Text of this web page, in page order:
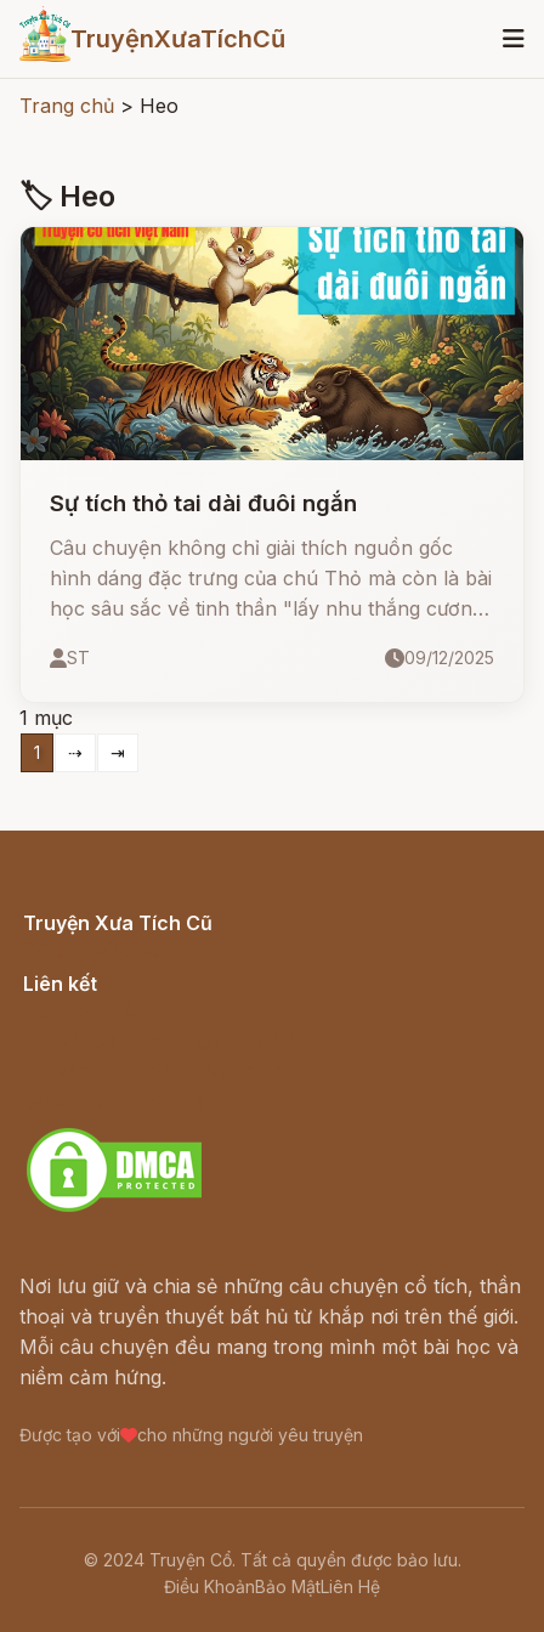
TruyệnXưaTíchCũ
Trang chủ > Heo
🏷 Heo
Sự tích thỏ tai dài đuôi ngắn
Câu chuyện không chỉ giải thích nguồn gốc
hình dáng đặc trưng của chú Thỏ mà còn là bài
học sâu sắc về tinh thần "lấy nhu thắng cương"
tàn. Trí tuệ của Thỏ - đại diện cho sự thông
hiểm họa Cọp và Heo Rừng
ST 09/12/2025
1 mục
1 ⇢ ⇥
Truyện Xưa Tích Cũ
Liên kết
Nơi lưu giữ và chia sẻ những câu chuyện cổ tích, thần
thoại và truyền thuyết bất hủ từ khắp nơi trên thế giới.
Mỗi câu chuyện đều mang trong mình một bài học và
niềm cảm hứng.
Được tạo với cho những người yêu truyện
© 2024 Truyện Cổ. Tất cả quyền được bảo lưu.
Điều KhoảnBảo MậtLiên Hệ